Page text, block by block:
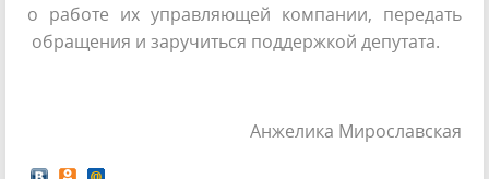
о работе их управляющей компании, передать
обращения и заручиться поддержкой депутата.
Анжелика Мирославская